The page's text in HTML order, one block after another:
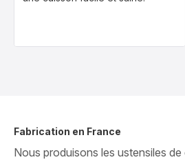
Fabrication en France
Nous produisons les ustensiles de